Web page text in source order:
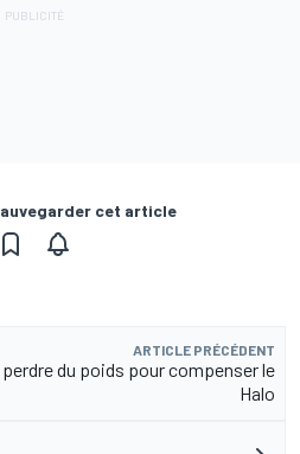
cet article
ARTICLE PRÉCÉDENT
du poids pour compenser le
Halo